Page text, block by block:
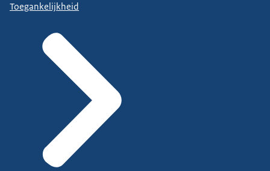
Toegankelijkheid